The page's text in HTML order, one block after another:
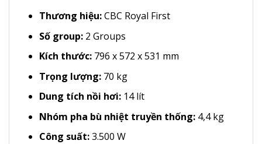
Thương hiệu:CBC Royal First
Số group:2 Groups
Kích thước:796 x 572 x 531 mm
Trọng lượng:70 kg
Dung tích nồi hơi:14 lít
Nhóm pha bù nhiệt truyền thống:4,4 kg
Công suất:3.500 W